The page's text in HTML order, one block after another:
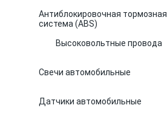
Антиблокировочная тормозная
система (ABS)
Высоковольтные провода
Свечи автомобильные
Датчики автомобильные